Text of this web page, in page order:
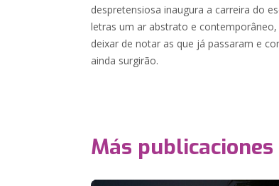
despretensiosa inaugura a carreira do
letras um ar abstrato e
deixar de notar as que já passaram e
ainda surgirão.
Más